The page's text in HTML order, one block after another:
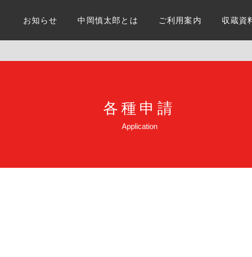
お知らせ 中岡慎太郎とは ご利用案内 収蔵資
各種申請
Application